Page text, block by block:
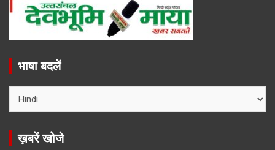
भाषा बदलें
ख़बरें खोजे